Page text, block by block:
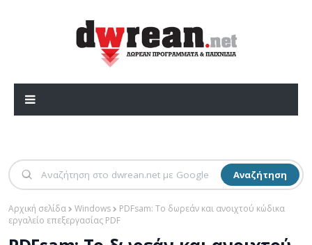
Αναζήτηση
Αρχική σελίδα Windows
PDFsam: Το δωρεάν και ανοιχτού κώδικα
εργαλείο επεξεργασίας PDF